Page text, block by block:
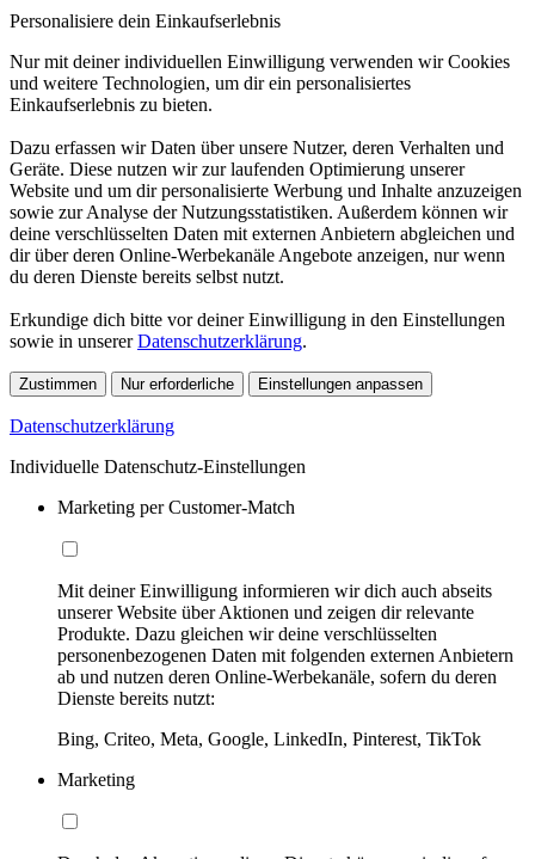
Personalisiere dein Einkaufserlebnis
Nur mit deiner individuellen Einwilligung verwenden wir Cookies
und weitere Technologien, um dir ein personalisiertes
Einkaufserlebnis zu bieten.
Dazu erfassen wir Daten über unsere Nutzer, deren Verhalten und
Geräte. Diese nutzen wir zur laufenden Optimierung unserer
Website und um dir personalisierte Werbung und Inhalte anzuzeigen
sowie zur Analyse der Nutzungsstatistiken. Außerdem können wir
deine verschlüsselten Daten mit externen Anbietern abgleichen und
dir über deren Online-Werbekanäle Angebote anzeigen, nur wenn
du deren Dienste bereits selbst nutzt.
Erkundige dich bitte vor deiner Einwilligung in den Einstellungen
sowie in unsererDatenschutzerklärung.
Zustimmen Nur erforderliche Einstellungen anpassen
Datenschutzerklärung
Individuelle Datenschutz-Einstellungen
Marketing per Customer-Match
Mit deiner Einwilligung informieren wir dich auch abseits
unserer Website über Aktionen und zeigen dir relevante
Produkte. Dazu gleichen wir deine verschlüsselten
personenbezogenen Daten mit folgenden externen Anbietern
ab und nutzen deren Online-Werbekanäle, sofern du deren
Dienste bereits nutzt:
Bing, Criteo, Meta, Google, LinkedIn, Pinterest, TikTok
Marketing